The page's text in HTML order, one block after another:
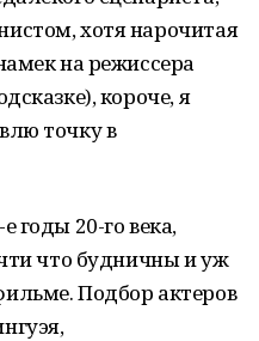
хотя нарочитая
на режиссера
короче, я
точку в
годы 20-го века,
что будничны и уж
Подбор актеров